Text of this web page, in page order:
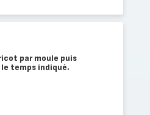
par moule puis
temps indiqué.